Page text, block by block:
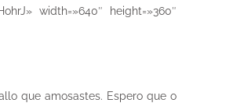
width=»640″ height=»360″
que amosastes. Espero que o